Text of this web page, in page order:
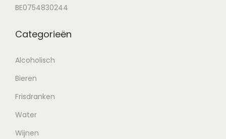
BE0754830244
Categorieën
Alcoholisch
Bieren
Frisdranken
Water
Wijnen